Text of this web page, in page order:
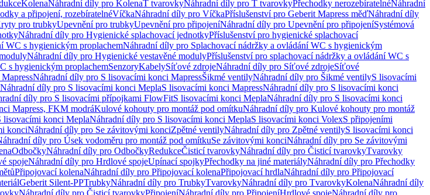
KolenaNáhradní díly pro KolenaT tvarovkyNáhradní díly pro T tvarovkyPřechodky nerozebíratelnéNáhradní
a připojení, rozebíratelnéVíčkaNáhradní díly pro VíčkaPříslušenství pro Geberit Mapress měďNáhradní díly
pro trubkyUpevnění pro trubkyUpevnění pro připojeníNáhradní díly pro Upevnění pro připojeníSystémová
Náhradní díly pro Hygienické splachovací jednotkyPříslušenství pro hygienické splachovací
WC s hygienickým proplachemNáhradní díly pro Splachovací nádržky a ovládání WC s hygienickým
Náhradní díly pro Hygienické vestavěné modulyPříslušenství pro splachovací nádržky a ovládání WC s
s hygienickým proplachemSenzoryKabelySíťové zdrojeNáhradní díly pro Síťové zdrojeSíťové
Náhradní díly pro S lisovacími konci MapressŠikmé ventilyNáhradní díly pro Šikmé ventilyS lisovacími
Náhradní díly pro S lisovacími konci MeplaS lisovacími konci MapressNáhradní díly pro S lisovacími konci
díly pro S lisovacími přípojkami FlowFitS lisovacími konci MeplaNáhradní díly pro S lisovacími konci
Mapress, FKM modráKulové kohouty pro montáž pod omítkuNáhradní díly pro Kulové kohouty pro montáž
lisovacími konci MeplaNáhradní díly pro S lisovacími konci MeplaS lisovacími konci VolexS připojeními
konciNáhradní díly pro Se závitovými konciZpětné ventilyNáhradní díly pro Zpětné ventilyS lisovacími konci
díly pro Úsek vodoměru pro montáž pod omítkuSe závitovými konciNáhradní díly pro Se závitovými
OdbočkyNáhradní díly pro OdbočkyRedukceČisticí tvarovkyNáhradní díly pro Čisticí tvarovkyTvarovky
spojeNáhradní díly pro Hrdlové spojeUpínací spojkyPřechodky na jiné materiályNáhradní díly pro Přechodky
Připojovací kolenaNáhradní díly pro Připojovací kolenaPřipojovací hrdlaNáhradní díly pro Připojovací
Geberit Silent-PPTrubkyNáhradní díly pro TrubkyTvarovkyNáhradní díly pro TvarovkyKolenaNáhradní díly
Náhradní díly pro Čisticí tvarovkyPřipojeníNáhradní díly pro PřipojeníHrdlové spojeNáhradní díly pro